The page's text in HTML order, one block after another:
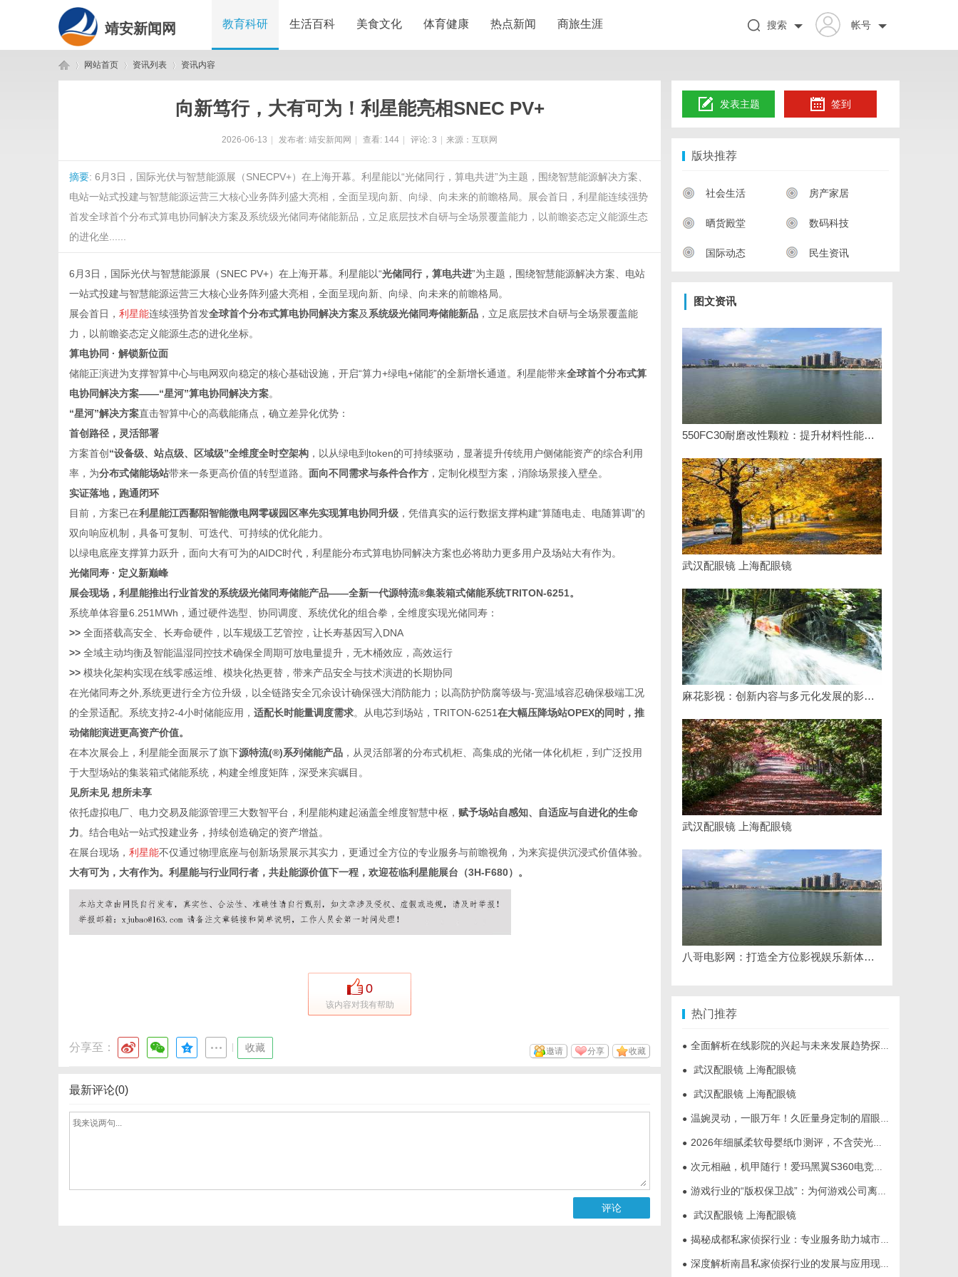
靖安新闻网 教育科研 生活百科 美食文化 体育健康 热点新闻 商旅生涯 帐号
搜索
网站首页 资讯列表 资讯内容
向新笃行，大有可为！利星能亮相SNEC PV+
2026-06-13 发布者: 靖安新闻网 查看: 144 评论: 3 来源：互联网
摘要: 6月3日，国际光伏与智慧能源展（SNECPV+）在上海开幕。利星能以“光储同行，算电共进”为主题，围绕智慧能源解决方案、
电站一站式投建与智慧能源运营三大核心业务阵列盛大亮相，全面呈现向新、向绿、向未来的前瞻格局。展会首日，利星能连续强势
首发全球首个分布式算电协同解决方案及系统级光储同寿储能新品，立足底层技术自研与全场景覆盖能力，以前瞻姿态定义能源生态
的进化坐......
6月3日，国际光伏与智慧能源展（SNEC PV+）在上海开幕。利星能以“光储同行，算电共进”为主题，围绕智慧能源解决方案、电站
一站式投建与智慧能源运营三大核心业务阵列盛大亮相，全面呈现向新、向绿、向未来的前瞻格局。
展会首日， 利星能连续强势首发全球首个分布式算电协同解决方案及系统级光储同寿储能新品 ，立足底层技术自研与全场景覆盖能
力，以前瞻姿态定义能源生态的进化坐标。
算电协同 · 解锁新位面
储能正演进为支撑智算中心与电网双向稳定的核心基础设施，开启“算力+绿电+储能”的全新增长通道。利星能带来全球首个分布式算
电协同解决方案——“星河”算电协同解决方案。
“星河”解决方案直击智算中心的高载能痛点，确立差异化优势：
首创路径，灵活部署
方案首创 “设备级、站点级、区域级”全维度全时空架构 ，以从绿电到token的可持续驱动，显著提升传统用户侧储能资产的综合利用
率，为分布式储能场站带来一条更高价值的转型道路。 面向不同需求与条件合作方 ，定制化模型方案，消除场景接入壁垒。
实证落地，跑通闭环
目前，方案已在利星能江西鄱阳智能微电网零碳园区率先实现算电协同升级 ，凭借真实的运行数据支撑构建“算随电走、电随算调”的
双向响应机制，具备可复制、可迭代、可持续的优化能力。
以绿电底座支撑算力跃升，面向大有可为的AIDC时代，利星能分布式算电协同解决方案也必将助力更多用户及场站大有作为。
光储同寿 · 定义新巅峰
展会现场，利星能推出行业首发的系统级光储同寿储能产品——全新一代源特流®集装箱式储能系统TRITON-6251。
系统单体容量6.251MWh，通过硬件选型、协同调度、系统优化的组合拳，全维度实现光储同寿：
>> 全面搭载高安全、长寿命硬件，以车规级工艺管控，让长寿基因写入DNA
>> 全域主动均衡及智能温湿同控技术确保全周期可放电量提升，无木桶效应，高效运行
>> 模块化架构实现在线零感运维、模块化热更替，带来产品安全与技术演进的长期协同
在光储同寿之外,系统更进行全方位升级，以全链路安全冗余设计确保强大消防能力；以高防护防腐等级与-宽温域容忍确保极端工况
的全景适配。系统支持2-4小时储能应用， 适配长时能量调度需求。从电芯到场站，TRITON-6251在大幅压降场站OPEX的同时，推
动储能演进更高资产价值。
在本次展会上，利星能全面展示了旗下源特流(®)系列储能产品 ，从灵活部署的分布式机柜、高集成的光储一体化机柜，到广泛投用
于大型场站的集装箱式储能系统，构建全维度矩阵，深受来宾瞩目。
见所未见 想所未享
依托虚拟电厂、电力交易及能源管理三大数智平台，利星能构建起涵盖全维度智慧中枢， 赋予场站自感知、自适应与自进化的生命
力。结合电站一站式投建业务，持续创造确定的资产增益。
在展台现场， 利星能不仅通过物理底座与创新场景展示其实力，更通过全方位的专业服务与前瞻视角，为来宾提供沉浸式价值体验。
大有可为，大有作为。利星能与行业同行者，共赴能源价值下一程，欢迎莅临利星能展台（3H-F680）。
0
该内容对我有帮助
分享至： 收藏 收藏
分享
邀请
最新评论(0)
评论
发表主题 签到
版块推荐
社会生活 房产家居
晒货殿堂 数码科技
国际动态 民生资讯
图文资讯
550FC30耐磨改性颗粒：提升材料性能的新选择
武汉配眼镜 上海配眼镜
麻花影视：创新内容与多元化发展的影视新势力
武汉配眼镜 上海配眼镜
八哥电影网：打造全方位影视娱乐新体验的平台解析
热门推荐
● 全面解析在线影院的兴起与未来发展趋势探讨
● 武汉配眼镜 上海配眼镜
● 武汉配眼镜 上海配眼镜
● 温婉灵动，一眼万年！久匠量身定制的眉眼唇，才是你整张脸的点睛之笔！淡颜系女生的气质加分项
● 2026年细腻柔软母婴纸巾测评，不含荧光剂实测推荐
● 次元相融，机甲随行！爱玛黑翼S360电竞版焕新登场
● 游戏行业的“版权保卫战”：为何游戏公司离不开版权律师
● 武汉配眼镜 上海配眼镜
● 揭秘成都私家侦探行业：专业服务助力城市安宁
● 深度解析南昌私家侦探行业的发展与应用现状